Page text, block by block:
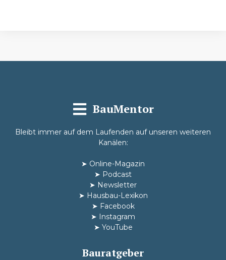
BauMentor
Bleibt immer auf dem Laufenden auf unseren weiteren
Kanälen:
➤ Online-Magazin
➤ Podcast
➤ Newsletter
➤ Hausbau-Lexikon
➤ Facebook
➤ Instagram
➤ YouTube
Bauratgeber